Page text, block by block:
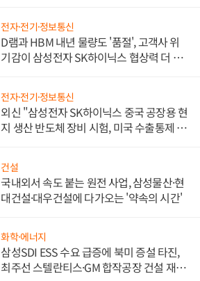
전자·전기·정보통신
D램과 HBM 내년 물량도 '품절', 고객사 위
기감이 삼성전자 SK하이닉스 협상력 더 키
전자·전기·정보통신
외신 "삼성전자 SK하이닉스 중국 공장용 현
지 생산 반도체 장비 시험, 미국 수출통제 대
건설
국내외서 속도 붙는 원전 사업, 삼성물산·현
대건설·대우건설에 다가오는 '약속의 시간'
화학·에너지
삼성SDI ESS 수요 급증에 북미 증설 타진,
최주선 스텔란티스·GM 합작공장 건설 재추